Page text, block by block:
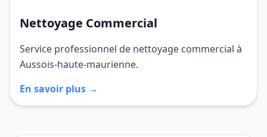
Nettoyage Commercial
Service professionnel de nettoyage commercial à
Aussois-haute-maurienne.
En savoir plus →